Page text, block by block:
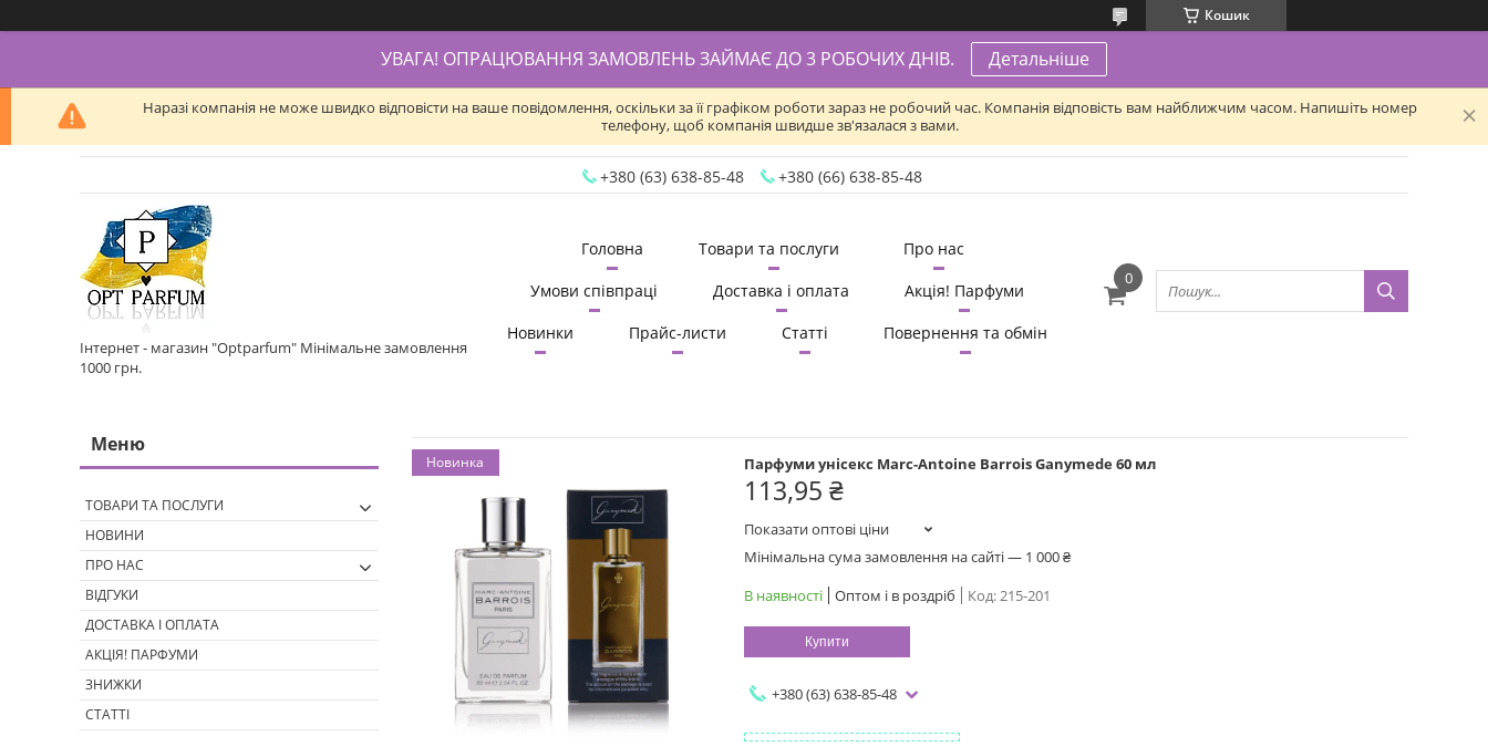
Кошик
УВАГА! ОПРАЦЮВАННЯ ЗАМОВЛЕНЬ ЗАЙМАЄ ДО 3 РОБОЧИХ ДНІВ. Детальніше
Наразі компанія не може швидко відповісти на ваше повідомлення, оскільки за її графіком роботи зараз не робочий час. Компанія відповість вам найближчим часом. Напишіть номер
телефону, щоб компанія швидше зв'язалася з вами.
+380 (63) 638-85-48 +380 (66) 638-85-48
Інтернет - магазин "Optparfum" Мінімальне замовлення
1000 грн.
Головна Товари та послуги
Про нас
Умови співпраці
Доставка і оплата
Акція! Парфуми
Новинки
Прайс-листи Статті Повернення та обмін
Новинка Парфуми унісекс Marc-Antoine Barrois Ganymede 60 мл
113,95 ₴
Показати оптові ціни
Мінімальна сума замовлення на сайті — 1 000 ₴
В наявності
Оптом і в роздріб Код:215-201
Купити
+380 (63) 638-85-48
ТОВАРИ ТА ПОСЛУГИ
НОВИНИ
ПРО НАС
ВІДГУКИ
ДОСТАВКА І ОПЛАТА
АКЦІЯ! ПАРФУМИ
ЗНИЖКИ
СТАТТІ